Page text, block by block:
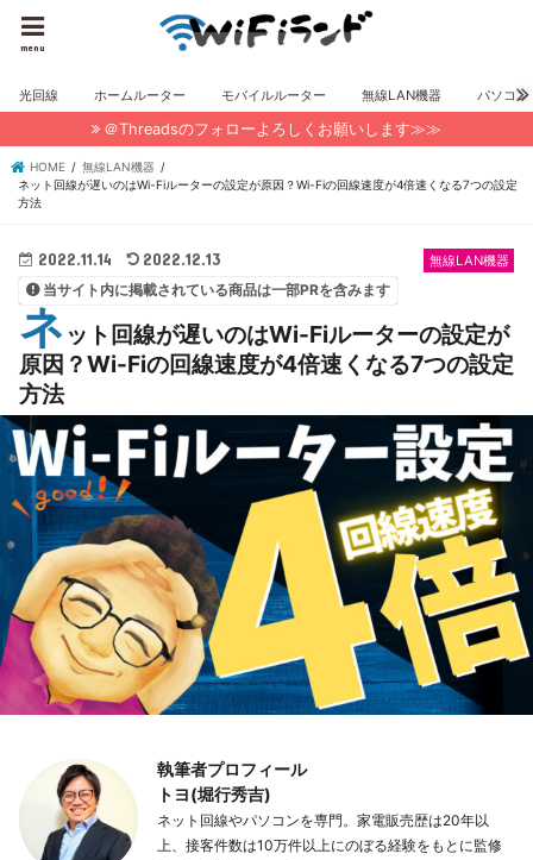
menu
光回線 ホームルーター モバイルルーター 無線LAN機器 パソコン
＠Threadsのフォローよろしくお願いします≫≫
HOME
無線LAN機器
ネット回線が遅いのはWi-Fiルーターの設定が原因？Wi-Fiの回線速度が4倍速くなる7つの設定
方法
無線LAN機器
2022.11.14 2022.12.13
当サイト内に掲載されている商品は一部PRを含みます
ネ ット回線が遅いのはWi-Fiルーターの設定が
原因？Wi-Fiの回線速度が4倍速くなる7つの設定
方法
執筆者プロフィール
トヨ(堀行秀吉)
ネット回線やパソコンを専門。家電販売歴は20年以
上、接客件数は10万件以上にのぼる経験をもとに監修